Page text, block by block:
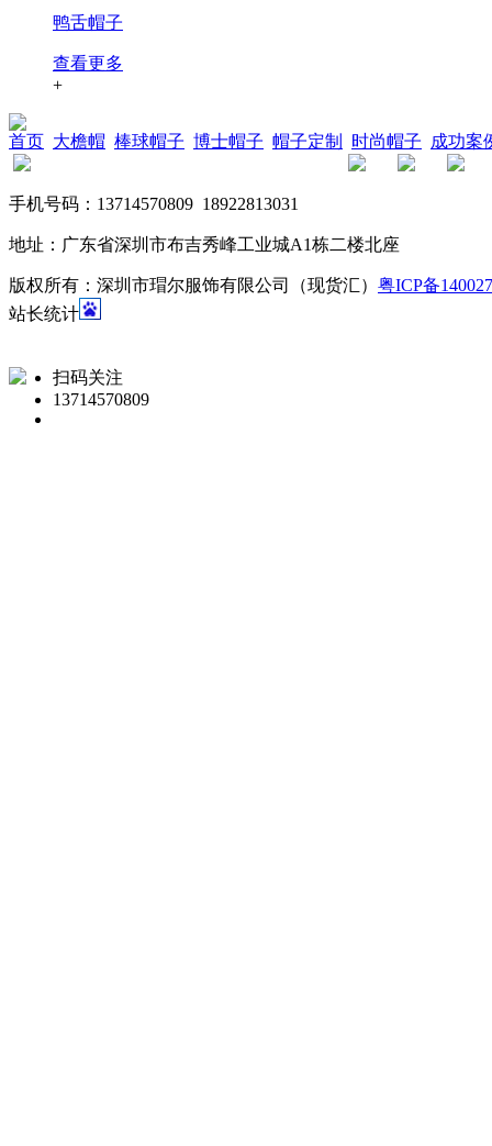
鸭舌帽子
查看更多
+
首页 大檐帽 棒球帽子 博士帽子 帽子定制 时尚帽子 成功案
手机号码：13714570809 18922813031
地址：广东省深圳市布吉秀峰工业城A1栋二楼北座
版权所有：深圳市瑁尔服饰有限公司（现货汇） 粤ICP备
站长统计
扫码关注
13714570809